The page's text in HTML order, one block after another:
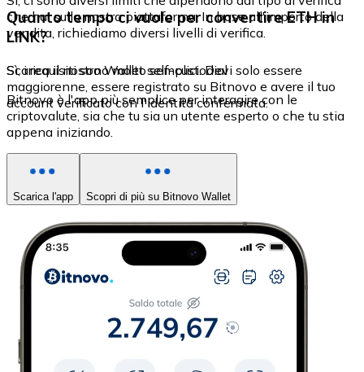
che hai sulla nostra piattaforma. In base all'importo della
vendita, richiediamo diversi livelli di verifica.
Quanto tempo ci vuole per convertire ETH in
LINK?
Sì, i requisiti sono molto semplici. Devi solo essere
maggiorenne, essere registrato su Bitnovo e avere il tuo
account verificato con l'identità confermata.
Scarica il nostro Wallet self-custodial
Bitnovo è l'app più semplice per interagire con le
criptovalute, sia che tu sia un utente esperto o che tu stia
appena iniziando.
Scarica l'app Scopri di più su Bitnovo Wallet